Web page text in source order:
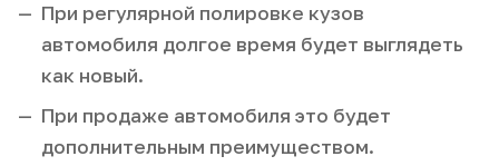
При регулярной полировке кузов
автомобиля долгое время будет выглядеть
как новый.
При продаже автомобиля это будет
дополнительным преимуществом.